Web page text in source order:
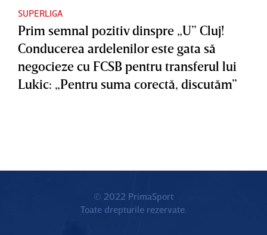
SUPERLIGA
Prim semnal pozitiv dinspre „U” Cluj!
Conducerea ardelenilor este gata să
negocieze cu FCSB pentru transferul lui
Lukic: „Pentru suma corectă, discutăm”
© 2022 PrimaSport
Toate drepturile rezervate.